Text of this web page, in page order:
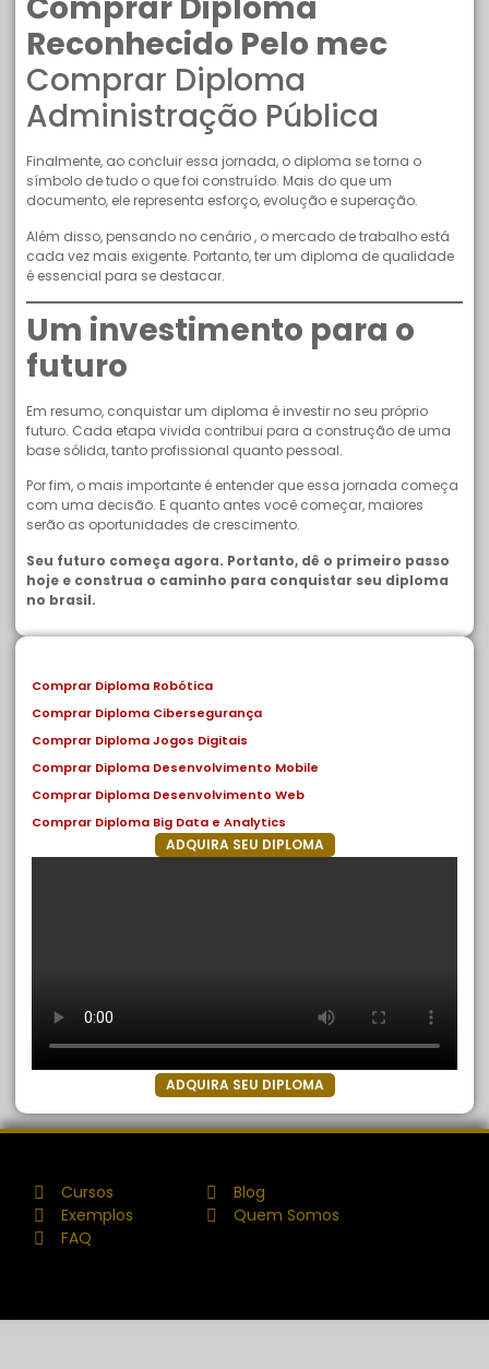
Reconhecido Pelo mec
Comprar Diploma
Administração Pública
Finalmente, ao concluir essa jornada, o diploma se torna o
símbolo de tudo o que foi construído. Mais do que um
documento, ele representa esforço, evolução e superação.
Além disso, pensando no cenário , o mercado de trabalho está
cada vez mais exigente. Portanto, ter um diploma de qualidade
é essencial para se destacar.
Um investimento para o
futuro
Em resumo, conquistar um diploma é investir no seu próprio
futuro. Cada etapa vivida contribui para a construção de uma
base sólida, tanto profissional quanto pessoal.
Por fim, o mais importante é entender que essa jornada começa
com uma decisão. E quanto antes você começar, maiores
serão as oportunidades de crescimento.
Seu futuro começa agora. Portanto, dê o primeiro passo
hoje e construa o caminho para conquistar seu diploma
no brasil.
Comprar Diploma Robótica
Comprar Diploma Cibersegurança
Comprar Diploma Jogos Digitais
Comprar Diploma Desenvolvimento Mobile
Comprar Diploma Desenvolvimento Web
Comprar Diploma Big Data e Analytics
ADQUIRA SEU DIPLOMA
ADQUIRA SEU DIPLOMA
Cursos
Exemplos
FAQ
Blog
Quem Somos